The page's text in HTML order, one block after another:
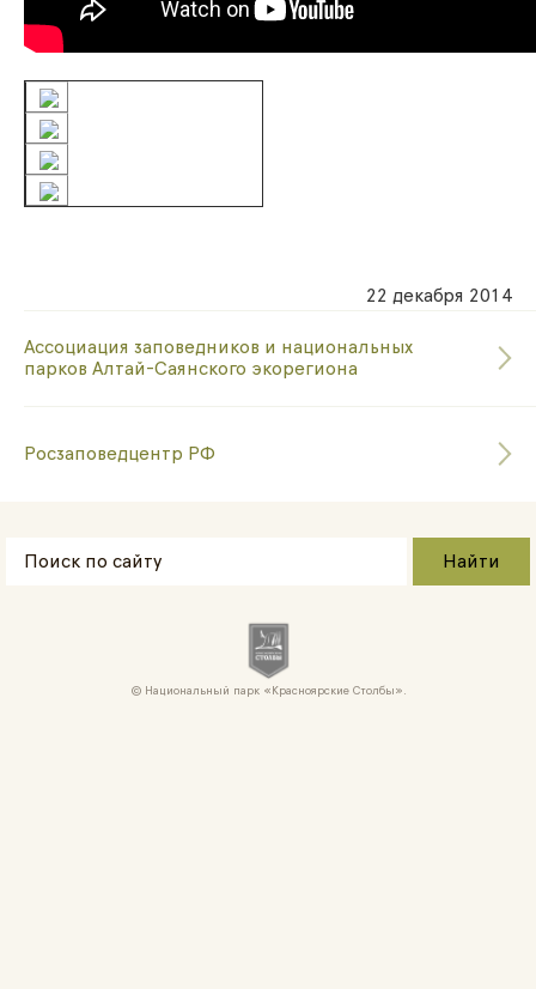
22 декабря 2014
Ассоциация заповедников и национальных
парков Алтай-Саянского экорегиона
Росзаповедцентр РФ
Национальный парк «Красноярские Cтолбы».